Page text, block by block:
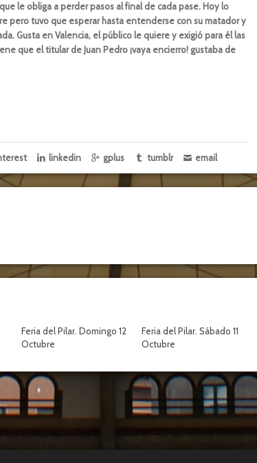
le obliga a perder pasos al final de cada pase. Hoy lo
pero tuvo que esperar hasta entenderse con su matador y
Gusta en Valencia, el público le quiere y exigió para él las
que el titular de Juan Pedro ¡vaya encierro! gustaba de
linkedin gplus tumblr email
Feria del Pilar. Domingo 12
Octubre
Feria del Pilar. Sábado 11
Octubre